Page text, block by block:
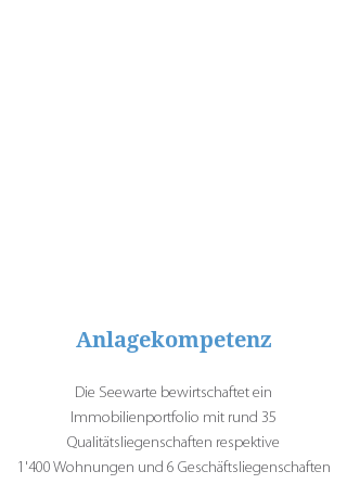
Anlagekompetenz
Die Seewarte bewirtschaftet ein
Immobilienportfolio mit rund 35
Qualitätsliegenschaften respektive
1'400 Wohnungen und 6 Geschäftsliegenschaften